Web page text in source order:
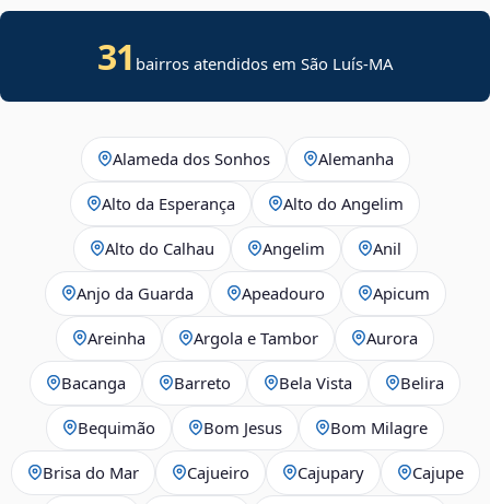
31 bairros atendidos em São Luís-MA
Alameda dos Sonhos Alemanha
Alto da Esperança Alto do Angelim
Alto do Calhau Angelim Anil
Anjo da Guarda Apeadouro Apicum
Areinha Argola e Tambor Aurora
Bacanga Barreto Bela Vista Belira
Bequimão Bom Jesus Bom Milagre
Brisa do Mar Cajueiro Cajupary Cajupe